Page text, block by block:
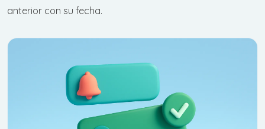
anterior con su fecha.